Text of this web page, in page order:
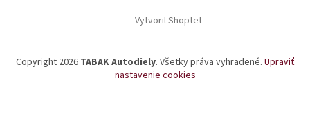
Vytvoril Shoptet
Copyright 2026 TABAK Autodiely. Všetky práva vyhradené.Upraviť
nastavenie cookies